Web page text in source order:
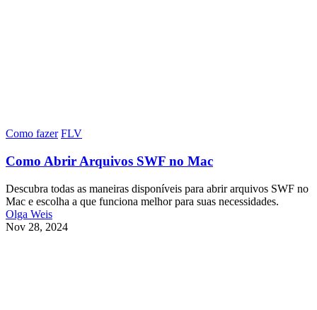
Como fazer FLV
Como Abrir Arquivos SWF no Mac
Descubra todas as maneiras disponíveis para abrir arquivos SWF no
Mac e escolha a que funciona melhor para suas necessidades.
Olga Weis
Nov 28, 2024